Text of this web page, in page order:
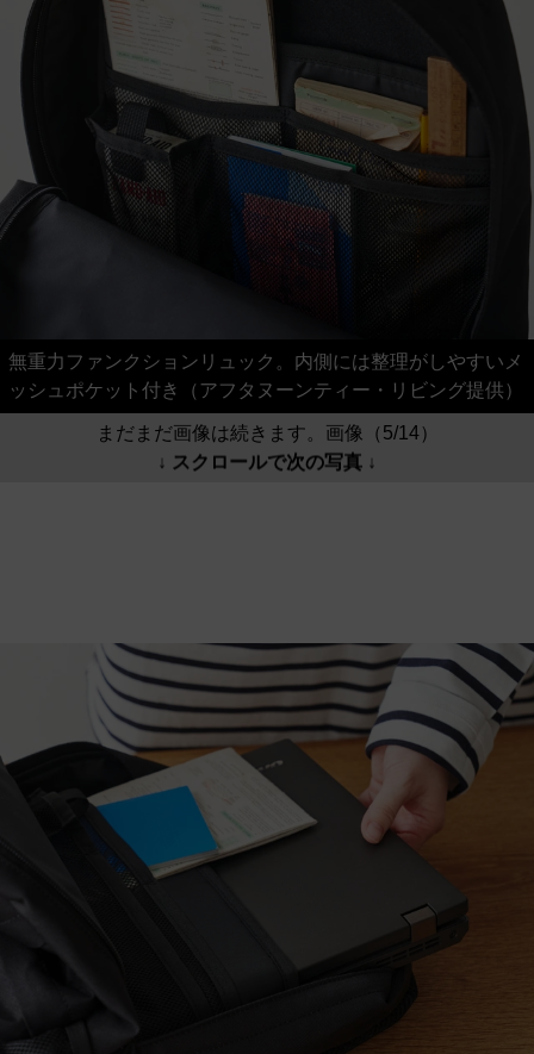
無重力ファンクションリュック。内側には整理がしやすいメ
ッシュポケット付き（アフタヌーンティー・リビング提供）
まだまだ画像は続きます。画像（5/14）
↓ スクロールで次の写真 ↓